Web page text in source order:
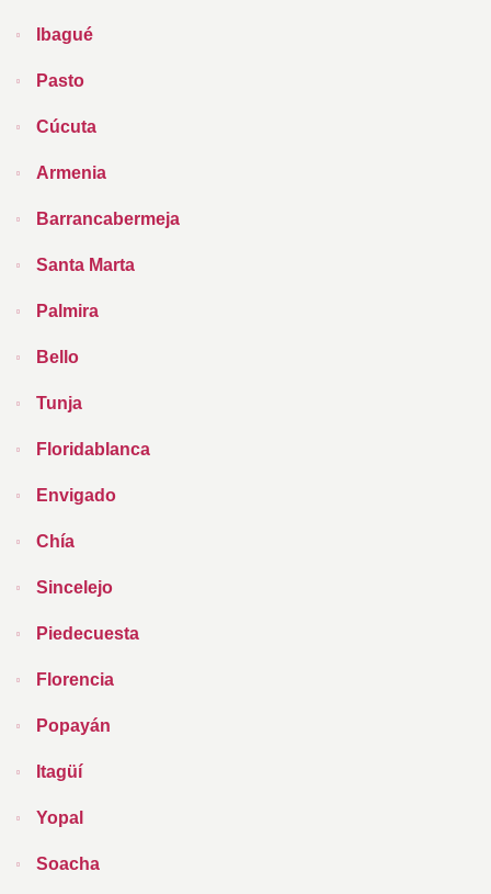
Ibagué
Pasto
Cúcuta
Armenia
Barrancabermeja
Santa Marta
Palmira
Bello
Tunja
Floridablanca
Envigado
Chía
Sincelejo
Piedecuesta
Florencia
Popayán
Itagüí
Yopal
Soacha